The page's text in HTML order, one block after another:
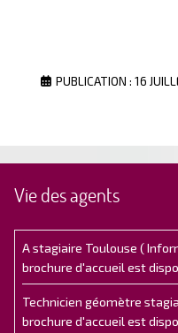
PUBLICATION : 16
Vie des agents
A stagiaire Toulouse (
brochure d'accueil est
Technicien géomètre
brochure d'accueil est